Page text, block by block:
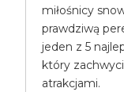
miłośnicy
prawdziwą
jeden z 5
który
atrakcjami.